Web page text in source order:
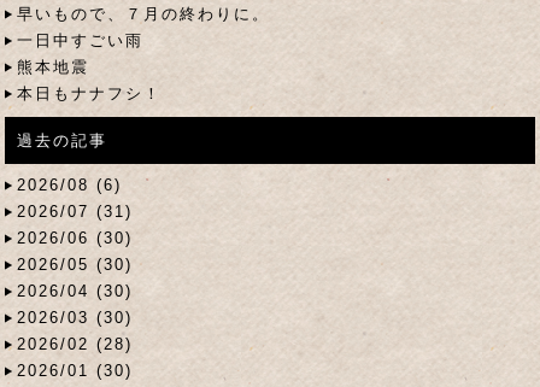
早いもので、７月の終わりに。
一日中すごい雨
熊本地震
本日もナナフシ！
過去の記事
2026/08 (6)
2026/07 (31)
2026/06 (30)
2026/05 (30)
2026/04 (30)
2026/03 (30)
2026/02 (28)
2026/01 (30)